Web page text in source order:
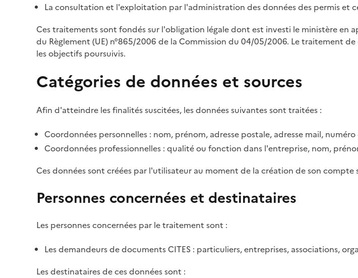
La consultation et l'exploitation par l'administration des données des permis et
Ces traitements sont fondés sur l'obligation légale dont est investi le ministère en
du Règlement (UE) n°865/2006 de la Commission du 04/05/2006. Le traitement
les objectifs poursuivis.
Catégories de données et sources
Afin d'atteindre les finalités suscitées, les données suivantes sont traitées :
Coordonnées personnelles : nom, prénom, adresse postale, adresse mail,
Coordonnées professionnelles : qualité ou fonction dans l'entreprise, nom,
Ces données sont créées par l'utilisateur au moment de la création de son compte
Personnes concernées et destinataires
Les personnes concernées par le traitement sont :
Les demandeurs de documents CITES : particuliers, entreprises, associations,
Les destinataires de ces données sont :